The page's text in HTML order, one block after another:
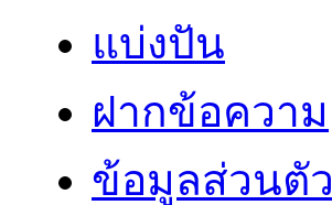
แบ่งปัน
ฝากข้อความ
ข้อมูลส่วนตัว